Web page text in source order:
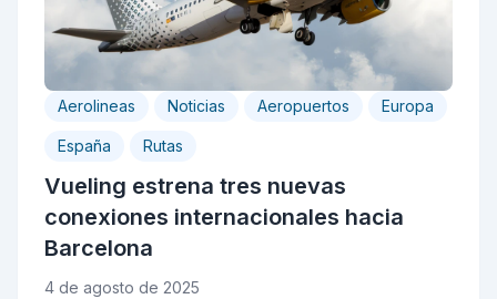
Aerolineas Noticias Aeropuertos Europa
España Rutas
Vueling estrena tres nuevas
conexiones internacionales hacia
Barcelona
4 de agosto de 2025